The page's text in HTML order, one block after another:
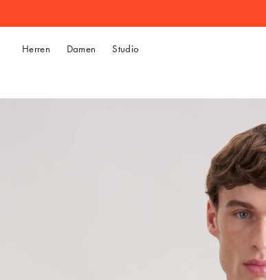
Herren Damen Studio